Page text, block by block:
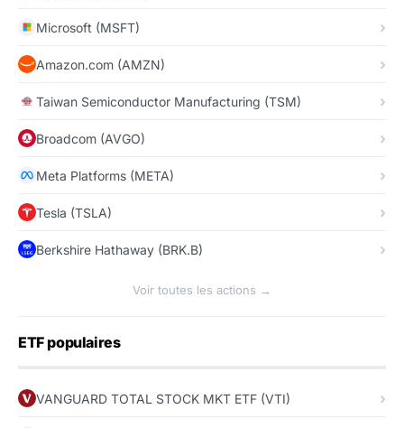
Microsoft (MSFT)
Amazon.com (AMZN)
Taiwan Semiconductor Manufacturing (TSM)
Broadcom (AVGO)
Meta Platforms (META)
Tesla (TSLA)
Berkshire Hathaway (BRK.B)
Voir toutes les actions →
ETF populaires
VANGUARD TOTAL STOCK MKT ETF (VTI)